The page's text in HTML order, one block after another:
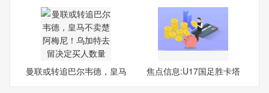
曼联或转追巴尔韦德，皇马
焦点信息:U17国足胜卡塔